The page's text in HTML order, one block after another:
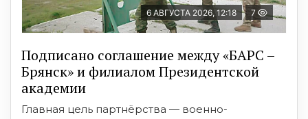
6 АВГУСТА 2026, 12:18 7
Подписано соглашение между «БАРС –
Брянск» и филиалом Президентской
академии
Главная цель партнёрства — военно-